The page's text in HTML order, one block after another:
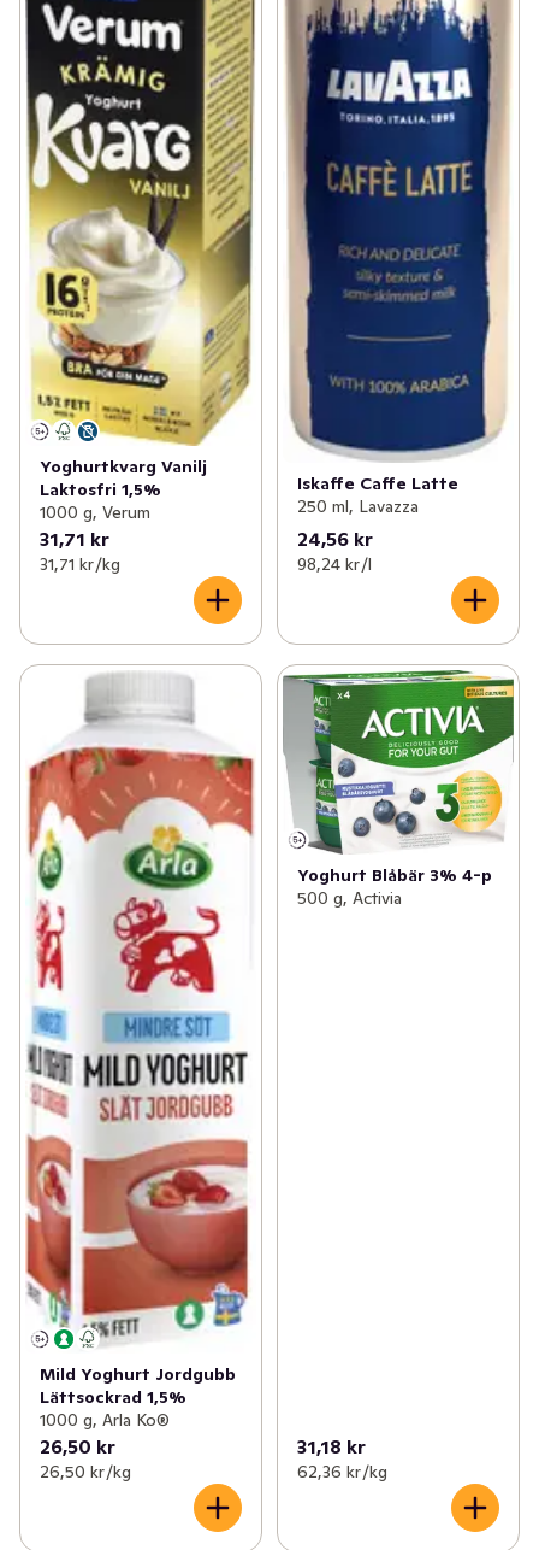
Yoghurtkvarg Vanilj
Laktosfri 1,5%
1000 g, Verum
31,71 kr
31,71 kr /kg
Iskaffe Caffe Latte
250 ml, Lavazza
24,56 kr
98,24 kr /l
Mild Yoghurt Jordgubb
Lättsockrad 1,5%
1000 g, Arla Ko®
26,50 kr
26,50 kr /kg
Yoghurt Blåbär 3% 4-p
500 g, Activia
31,18 kr
62,36 kr /kg